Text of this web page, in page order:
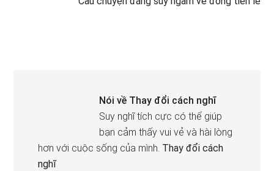
Nói về Thay đổi cách nghĩ
Suy nghĩ tích cực có thể giúp
bạn cảm thấy vui vẻ và hài lòng
hơn với cuộc sống của mình. Thay đổi cách
nghĩ